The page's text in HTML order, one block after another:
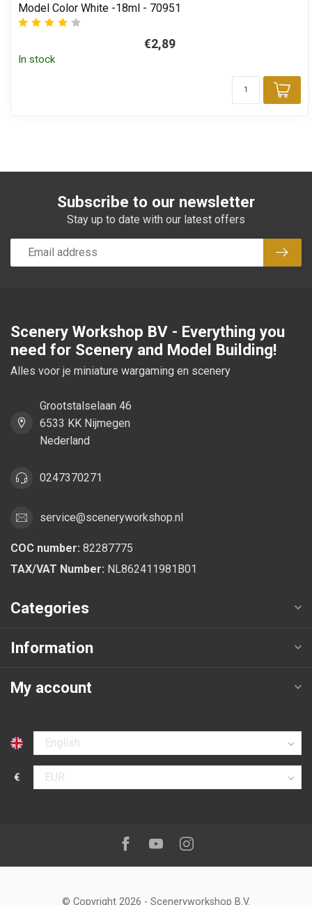
Model Color White -18ml - 70951
€2,89
In stock
Subscribe to our newsletter
Stay up to date with our latest offers
Scenery Workshop BV - Everything you
need for Scenery and Model Building!
Alles voor je miniature wargaming en scenery
Grootstalselaan 46
6533 KK Nijmegen
Nederland
0247370271
service@sceneryworkshop.nl
COC number: 82287775
TAX/VAT Number: NL862411981B01
Categories
Information
My account
Select language
€
Select currency
Follow us on:
Facebook
YoutubeInstagram
© Copyright 2026 - Sceneryworkshop B.V.